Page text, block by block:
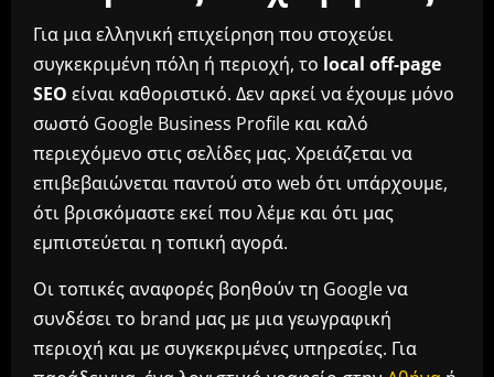
Για μια ελληνική επιχείρηση που στοχεύει
συγκεκριμένη πόλη ή περιοχή, το local off-page
SEO είναι καθοριστικό. Δεν αρκεί να έχουμε μόνο
σωστό Google Business Profile και καλό
περιεχόμενο στις σελίδες μας. Χρειάζεται να
επιβεβαιώνεται παντού στο web ότι υπάρχουμε,
ότι βρισκόμαστε εκεί που λέμε και ότι μας
εμπιστεύεται η τοπική αγορά.
Οι τοπικές αναφορές βοηθούν τη Google να
συνδέσει το brand μας με μια γεωγραφική
περιοχή και με συγκεκριμένες υπηρεσίες. Για